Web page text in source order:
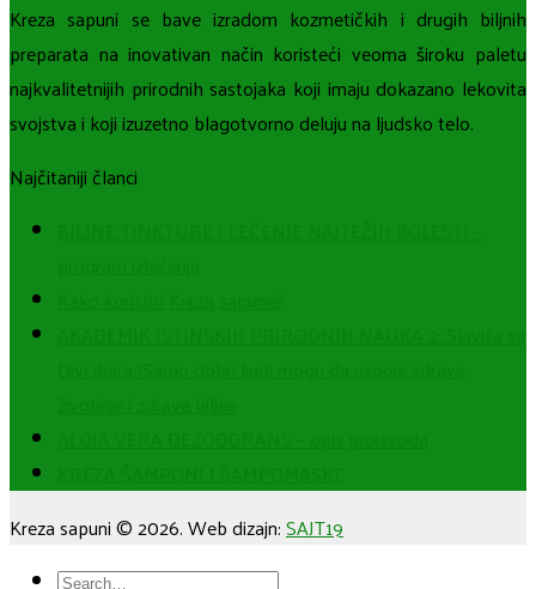
Kreza sapuni se bave izradom kozmetičkih i drugih biljnih
preparata na inovativan način koristeći veoma široku paletu
najkvalitetnijih prirodnih sastojaka koji imaju dokazano lekovita
svojstva i koji izuzetno blagotvorno deluju na ljudsko telo.
Najčitaniji članci
Kreza sapuni © 2026. Web dizajn:SAJT19
Search